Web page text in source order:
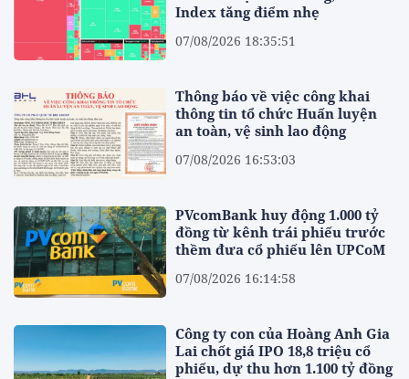
Index tăng điểm nhẹ
07/08/2026 18:35:51
Thông báo về việc công khai
thông tin tổ chức Huấn luyện
an toàn, vệ sinh lao động
07/08/2026 16:53:03
PVcomBank huy động 1.000 tỷ
đồng từ kênh trái phiếu trước
thềm đưa cổ phiếu lên UPCoM
07/08/2026 16:14:58
Công ty con của Hoàng Anh Gia
Lai chốt giá IPO 18,8 triệu cổ
phiếu, dự thu hơn 1.100 tỷ đồng